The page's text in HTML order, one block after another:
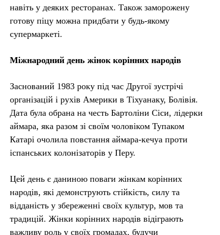
навіть у деяких ресторанах. Також заморожену
готову піцу можна придбати у будь-якому
супермаркеті.
Міжнародний день жінок корінних народів
Заснований 1983 року під час Другої зустрічі
організацій і рухів Америки в Тіхуанаку, Болівія.
Дата була обрана на честь Бартоліни Сіси, лідерки
аймара, яка разом зі своїм чоловіком Тупаком
Катарі очолила повстання аймара-кечуа проти
іспанських колонізаторів у Перу.
Цей день є даниною поваги жінкам корінних
народів, які демонструють стійкість, силу та
відданість у збереженні своїх культур, мов та
традицій. Жінки корінних народів відіграють
важливу роль у своїх громадах, будучи